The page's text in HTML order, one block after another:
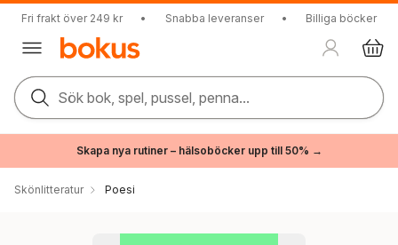
Fri frakt över 249 kr • Snabba leveranser • Billiga böcker
Sök bok, spel, pussel, penna...
Skapa nya rutiner – hälsoböcker upp till 50% →
Skönlitteratur Poesi